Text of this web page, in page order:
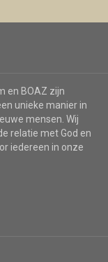
en BOAZ zijn
unieke manier in
mensen. Wij
relatie met God en
iedereen in onze